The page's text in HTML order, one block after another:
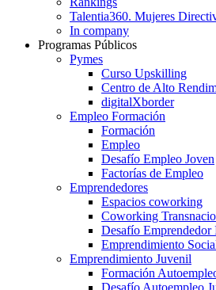
Talentia360. Mujeres
In company
Programas Públicos
Pymes
Curso Upskilling
Centro de Alto
digitalXborder
Empleo Formación
Formación
Empleo
Desafío Empleo Joven
Factorías de Empleo
Emprendedores
Espacios coworking
Coworking
Desafío Emprendedor
Emprendimiento
Emprendimiento Juvenil
Formación
Desafío Autoempleo